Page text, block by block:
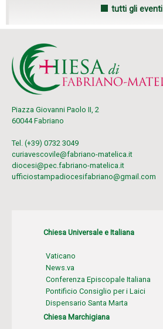
tutti gli eventi
Piazza Giovanni Paolo II, 2
60044 Fabriano
Tel. (+39) 0732 3049
curiavescovile@fabriano-matelica.it
diocesi@pec.fabriano-matelica.it
ufficiostampadiocesifabriano@gmail.com
Chiesa Universale e Italiana
Vaticano
News.va
Conferenza Episcopale Italiana
Pontificio Consiglio per i Laici
Dispensario Santa Marta
Chiesa Marchigiana